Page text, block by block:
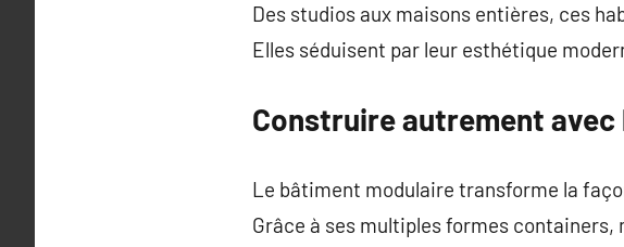
Des studios aux maisons entières, ces
Elles séduisent par leur esthétique
Construire autrement avec
Le bâtiment modulaire transforme la
Grâce à ses multiples formes containers,